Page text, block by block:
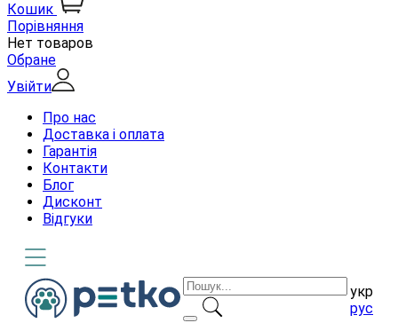
Кошик
Порівняння
Нет товаров
Обране
Увійти
Про нас
Доставка і оплата
Гарантія
Контакти
Блог
Дисконт
Відгуки
укр
рус